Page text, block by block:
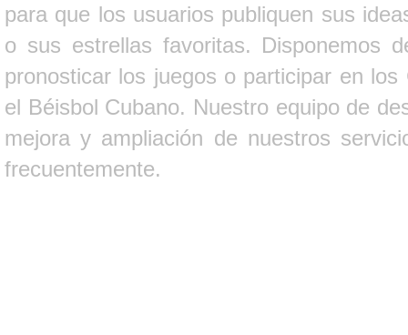
para que los usuarios publiquen sus
o sus estrellas favoritas. Disponemos
pronosticar los juegos o participar en
el Béisbol Cubano. Nuestro equipo de
mejora y ampliación de nuestros
frecuentemente.